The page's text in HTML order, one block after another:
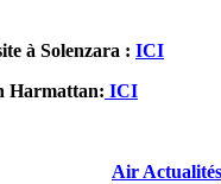
à Solenzara : ICI
Harmattan: ICI
Air